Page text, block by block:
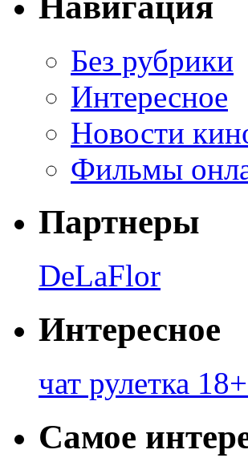
Без рубрики
Интересное
Новости
Фильмы
Партнеры
DeLaFlor
Интересное
чат рулетка
Самое